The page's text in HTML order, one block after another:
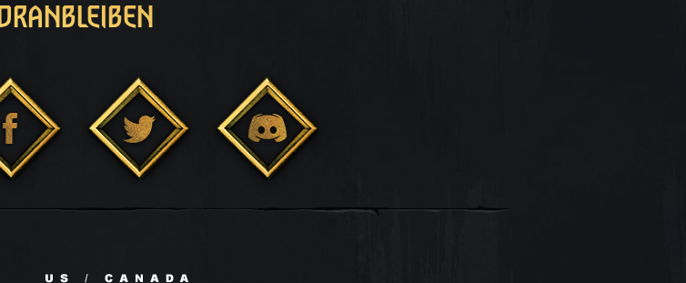
DRANBLEIBEN